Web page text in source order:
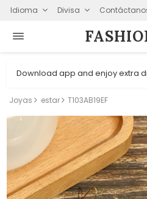
Idioma Divisa
Download app and enjoy extra
Joyas estar T103AB19EF